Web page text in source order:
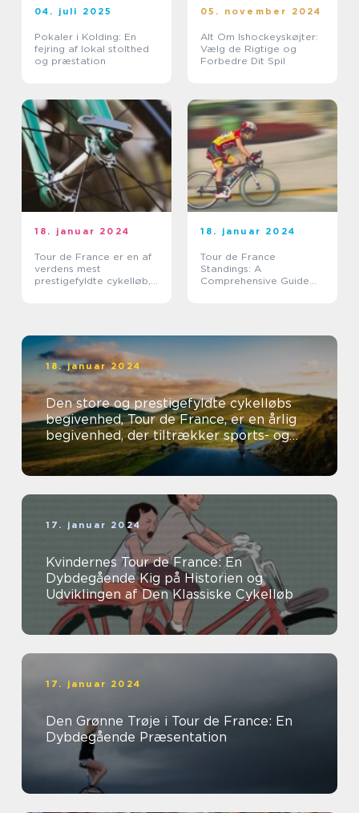
04. juli 2025
Pokaler i Kolding: En
fejring af lokal stolthed
og præstation
05. november 2024
Alt Om Ishockeyskøjter:
Vælg de Rigtige og
Forbedre Dit Spil
18. januar 2024
Tour de France er en af
verdens mest
prestigefyldte cykelløb,
18. januar 2024
Tour de France
Standings: A
Comprehensive Guide
18. januar 2024
Den store og prestigefyldte cykelløbs
begivenhed, Tour de France, er en årlig
begivenhed, der tiltrækker sports- og
fritidsentusiaster fra hele verden...
17. januar 2024
Kvindernes Tour de France: En
Dybdegående Kig på Historien og
Udviklingen af Den Klassiske Cykelløb
17. januar 2024
Den Grønne Trøje i Tour de France: En
Dybdegående Præsentation